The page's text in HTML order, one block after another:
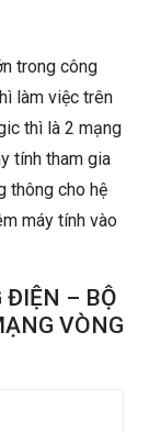
trong công
làm việc trên
thì là 2 mạng
tính tham gia
thông cho hệ
máy tính vào
ĐIỆN – BỘ
VÒNG